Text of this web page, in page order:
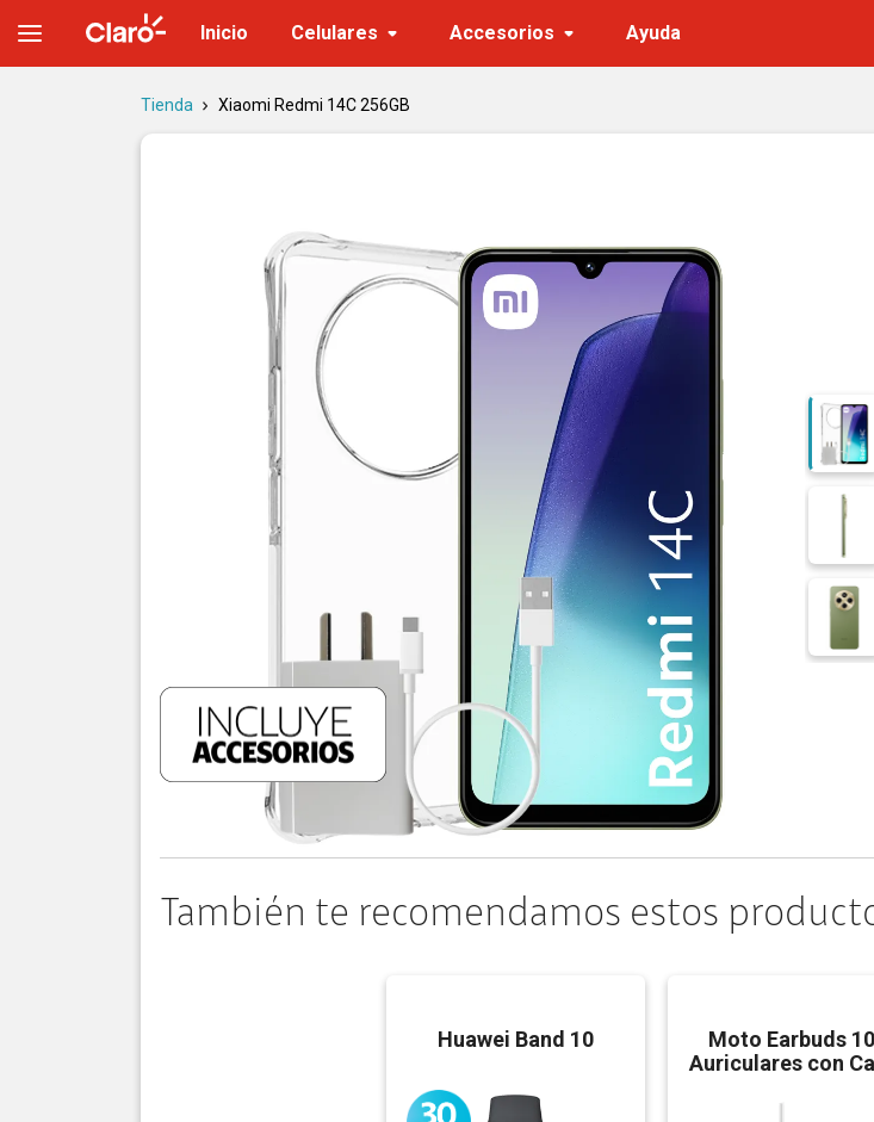
Inicio Celulares Accesorios Ayuda
Tienda Xiaomi Redmi 14C 256GB
También te recomendamos estos
Huawei Band 10
Moto Earbuds
Auriculares con
Xiaomi Redmi 14C 256GB | Tienda Claro